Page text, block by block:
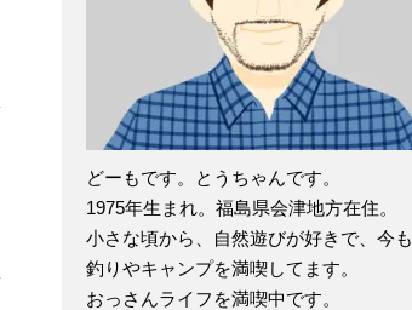
どーもです。とうちゃんです。
1975年生まれ。福島県会津地方在住。
小さな頃から、自然遊びが好きで、今も
釣りやキャンプを満喫してます。
おっさんライフを満喫中です。